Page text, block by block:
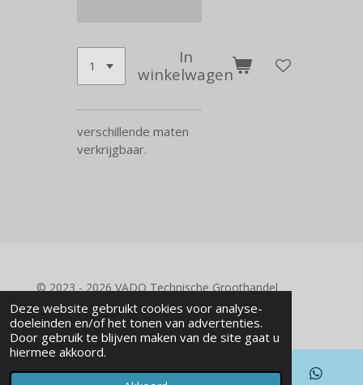
Deze website gebruikt cookies voor analyse-
doeleinden en/of het tonen van advertenties.
Door gebruik te blijven maken van de site gaat u
hiermee akkoord.
In
winkelwagen
verschillende maten
verkrijgbaar.
© 2023 - 2026 VADO Technische Groothandel
Powered byJouwWeb